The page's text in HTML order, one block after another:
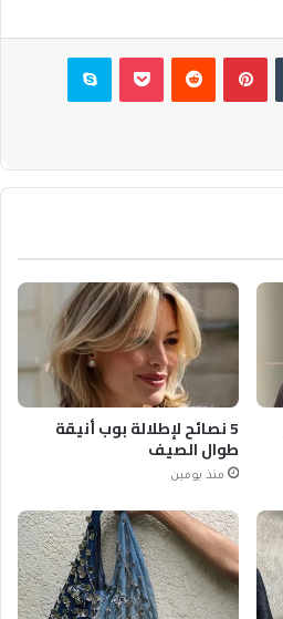
بينتيريست بوكيت سكايب
5 نصائح لإطلالة بوب أنيقة
طوال الصيف
منذ يومين